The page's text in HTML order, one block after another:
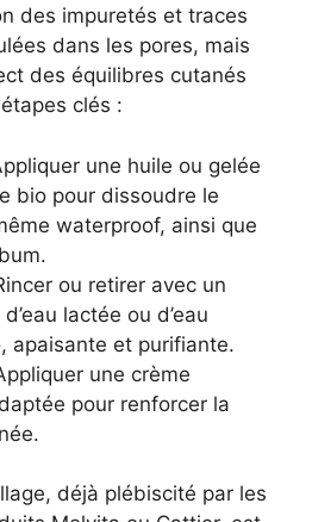
des impuretés et traces
dans les pores, mais
des équilibres cutanés
clés :
une huile ou gelée
bio pour dissoudre le
waterproof, ainsi que
ou retirer avec un
lactée ou d’eau
apaisante et purifiante.
une crème
pour renforcer la
déjà plébiscité par les